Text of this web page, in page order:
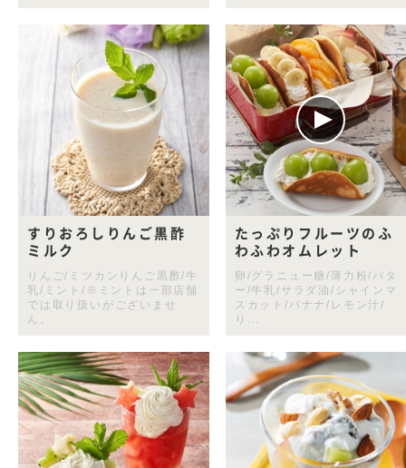
すりおろしりんご黒酢
ミルク
りんご/ミツカンりんご黒酢/牛
乳/ミント/※ミントは一部店舗
では取り扱いがございませ
ん。
たっぷりフルーツのふ
わふわオムレット
卵/グラニュー糖/薄力粉/バタ
ー/牛乳/サラダ油/シャインマ
スカット/バナナ/レモン汁/
り...